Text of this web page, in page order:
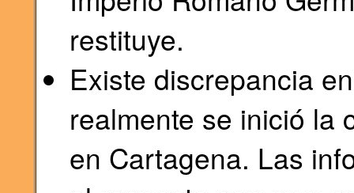
restituye.
Existe discrepancia
realmente se inició la
en Cartagena. Las